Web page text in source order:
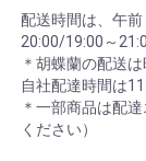
た。
2023/03/
注文をい
いたしまし
2023/03/09
注文をい
いたしまし
2023/03/07
配送時間は、午
20:00/19:00～
＊胡蝶蘭の配送
自社配達時間は
＊一部商品は配
ください）